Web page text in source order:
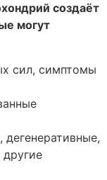
создаёт
могут
сил, симптомы